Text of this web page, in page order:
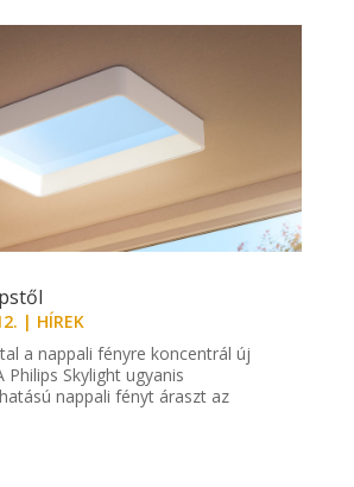
| HÍREK
a nappali fényre koncentrál új
Philips Skylight ugyanis
nappali fényt áraszt az